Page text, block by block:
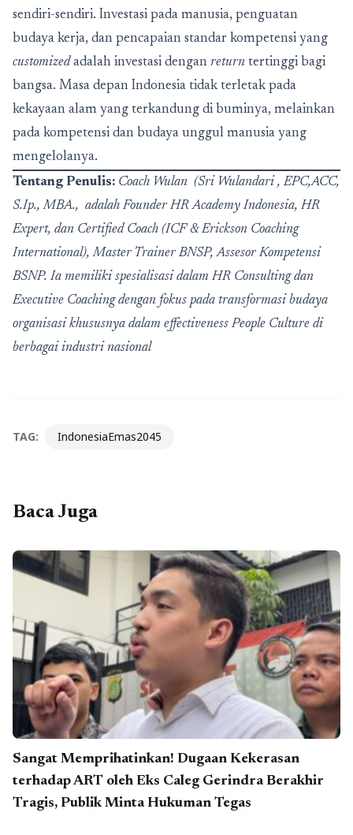
sendiri-sendiri. Investasi pada manusia, penguatan
budaya kerja, dan pencapaian standar kompetensi yang
customizedadalah investasi dengan return tertinggi bagi
bangsa. Masa depan Indonesia tidak terletak pada
kekayaan alam yang terkandung di buminya, melainkan
pada kompetensi dan budaya unggul manusia yang
mengelolanya.
Tentang Penulis: Coach Wulan (Sri Wulandari , EPC,ACC,
S.Ip., MBA., adalah Founder HR Academy Indonesia, HR
Expert, dan Certified Coach (ICF & Erickson Coaching
International), Master Trainer BNSP, Assesor Kompetensi
BSNP. Ia memiliki spesialisasi dalam HR Consulting dan
Executive Coaching dengan fokus pada transformasi budaya
organisasi khususnya dalam effectiveness People Culture di
berbagai industri nasional
TAG: IndonesiaEmas2045
Baca Juga
Sangat Memprihatinkan! Dugaan Kekerasan
terhadap ART oleh Eks Caleg Gerindra Berakhir
Tragis, Publik Minta Hukuman Tegas